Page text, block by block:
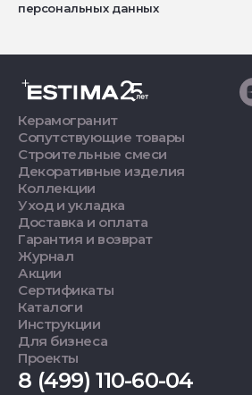
персональных данных
Керамогранит
Сопутствующие товары
Строительные смеси
Декоративные изделия
Коллекции
Уход и укладка
Доставка и оплата
Гарантия и возврат
Журнал
Акции
Сертификаты
Каталоги
Инструкции
Для бизнеса
Проекты
8 (499) 110-60-04